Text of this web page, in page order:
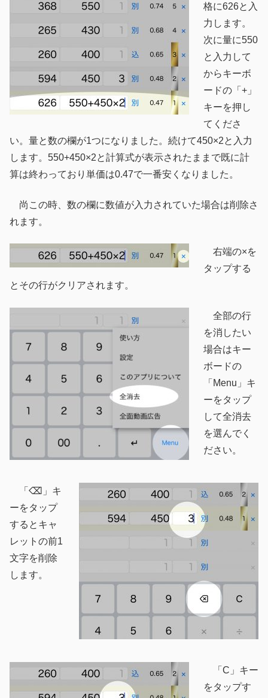
格に626と入
力します。
次に量に550
と入力して
からキーボ
ードの「+」
キーを押し
てくださ
い。量と数の欄が1つになりました。続けて450×2と入力
します。550+450×2と計算式が表示されたままで既に計
算は終わっており単価は0.47で一番安くなりました。
尚この時、数の欄に数値が入力されていた場合は削除さ
れます。
右端の×を
タップする
とその行がクリアされます。
全部の行
を消したい
場合はキー
ボードの
「Menu」キ
ーをタップ
して全消去
を選んでく
ださい。
「⌫」キ
ーをタップ
するとキャ
レットの前1
文字を削除
します。
「C」キー
をタップす